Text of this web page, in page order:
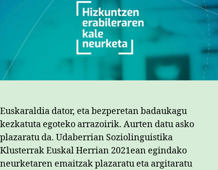
Euskaraldia dator, eta bezperetan badaukagu
kezkatuta egoteko arrazoirik. Aurten datu asko
plazaratu da. Udaberrian Soziolinguistika
Klusterrak Euskal Herrian 2021ean egindako
neurketaren emaitzak plazaratu eta argitaratu